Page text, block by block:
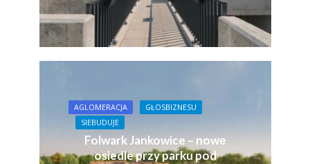
AGLOMERACJA
GŁOSBIZNESU
SIEBUDUJE
Folwark Jankowice – nowe
osiedle przy parku pod